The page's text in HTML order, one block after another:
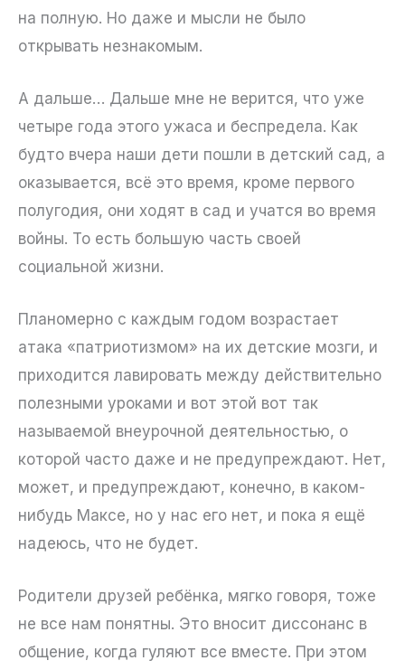
на полную. Но даже и мысли не было
открывать незнакомым.
А дальше… Дальше мне не верится, что уже
четыре года этого ужаса и беспредела. Как
будто вчера наши дети пошли в детский сад, а
оказывается, всё это время, кроме первого
полугодия, они ходят в сад и учатся во время
войны. То есть большую часть своей
социальной жизни.
Планомерно с каждым годом возрастает
атака «патриотизмом» на их детские мозги, и
приходится лавировать между действительно
полезными уроками и вот этой вот так
называемой внеурочной деятельностью, о
которой часто даже и не предупреждают. Нет,
может, и предупреждают, конечно, в каком-
нибудь Максе, но у нас его нет, и пока я ещё
надеюсь, что не будет.
Родители друзей ребёнка, мягко говоря, тоже
не все нам понятны. Это вносит диссонанс в
общение, когда гуляют все вместе. При этом